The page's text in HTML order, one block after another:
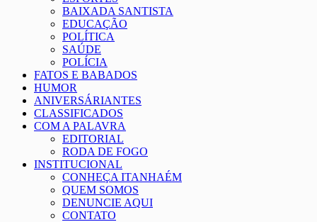
BAIXADA SANTISTA
EDUCAÇÃO
POLÍTICA
SAÚDE
POLÍCIA
FATOS E BABADOS
HUMOR
ANIVERSÁRIANTES
CLASSIFICADOS
COM A PALAVRA
EDITORIAL
RODA DE FOGO
INSTITUCIONAL
CONHEÇA ITANHAÉM
QUEM SOMOS
DENUNCIE AQUI
CONTATO